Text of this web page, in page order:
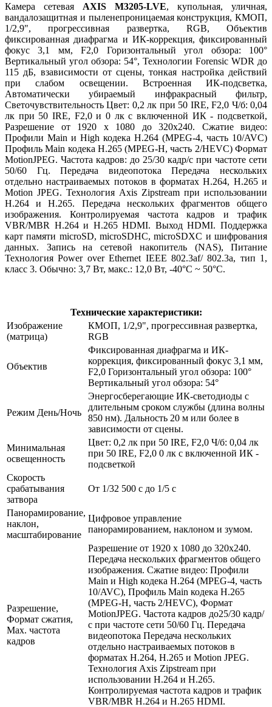
Камера сетевая AXIS M3205-LVE, купольная, уличная,
вандалозащитная и пыленепроницаемая конструкция, КМОП,
1/2,9", прогрессивная развертка, RGB, Объектив
фиксированная диафрагма и ИК-коррекция, фиксированный
фокус 3,1 мм, F2,0 Горизонтальный угол обзора: 100°
Вертикальный угол обзора: 54°, Технологии Forensic WDR до
115 дБ, взависимости от сцены, тонкая настройка действий
при слабом освещении. Встроенная ИК-подсветка,
Автоматически убираемый инфракрасный фильтр,
Светочувствительность Цвет: 0,2 лк при 50 IRE, F2,0 Ч/б: 0,04
лк при 50 IRE, F2,0 и 0 лк с включенной ИК - подсветкой,
Разрешение от 1920 x 1080 до 320x240. Сжатие видео:
Профили Main и High кодека H.264 (MPEG-4, часть 10/AVC)
Профиль Main кодека H.265 (MPEG-H, часть 2/HEVC) Формат
MotionJPEG. Частота кадров: до 25/30 кадр/с при частоте сети
50/60 Гц. Передача видеопотока Передача нескольких
отдельно настраиваемых потоков в форматах H.264, H.265 и
Motion JPEG. Технология Axis Zipstream при использовании
H.264 и H.265. Передача нескольких фрагментов общего
изображения. Контролируемая частота кадров и трафик
VBR/MBR H.264 и H.265 HDMI. Выход HDMI. Поддержка
карт памяти microSD, microSDHC, microSDXC и шифрования
данных. Запись на сетевой накопитель (NAS), Питание
Технология Power over Ethernet IEEE 802.3af/ 802.3a, тип 1,
класс 3. Обычно: 3,7 Вт, макс.: 12,0 Вт, -40°C ~ 50°C.
Технические характеристики:
Изображение
(матрица)
КМОП, 1/2,9", прогрессивная развертка,
RGB
Объектив
Фиксированная диафрагма и ИК-
коррекция, фиксированный фокус 3,1 мм,
F2,0 Горизонтальный угол обзора: 100°
Вертикальный угол обзора: 54°
Режим День/Ночь
Энергосберегающие ИК-светодиоды с
длительным сроком службы (длина волны
850 нм). Дальность 20 м или более в
зависимости от сцены.
Минимальная
освещенность
Цвет: 0,2 лк при 50 IRE, F2,0 Ч/б: 0,04 лк
при 50 IRE, F2,0 0 лк с включенной ИК -
подсветкой
Скорость
срабатывания
затвора
От 1/32 500 с до 1/5 с
Панорамирование,
наклон,
масштабирование
Цифровое управление
панорамированием, наклоном и зумом.
Разрешение,
Формат сжатия,
Max. частота
кадров
Разрешение от 1920 x 1080 до 320x240.
Передача нескольких фрагментов общего
изображения. Сжатие видео: Профили
Main и High кодека H.264 (MPEG-4, часть
10/AVC), Профиль Main кодека H.265
(MPEG-H, часть 2/HEVC), Формат
MotionJPEG. Частота кадров до25/30 кадр/
с при частоте сети 50/60 Гц. Передача
видеопотока Передача нескольких
отдельно настраиваемых потоков в
форматах H.264, H.265 и Motion JPEG.
Технология Axis Zipstream при
использовании H.264 и H.265.
Контролируемая частота кадров и трафик
VBR/MBR H.264 и H.265 HDMI.